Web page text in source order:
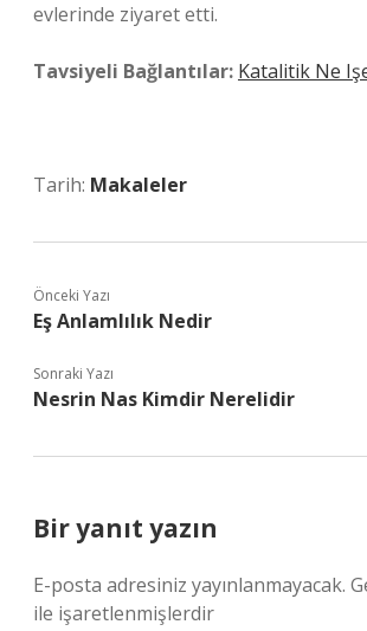
evlerinde ziyaret etti.
Tavsiyeli Bağlantılar: Katalitik Ne
Tarih: Makaleler
Önceki Yazı
Eş Anlamlılık Nedir
Sonraki Yazı
Nesrin Nas Kimdir Nerelidir
Bir yanıt yazın
E-posta adresiniz yayınlanmayacak.
ile işaretlenmişlerdir